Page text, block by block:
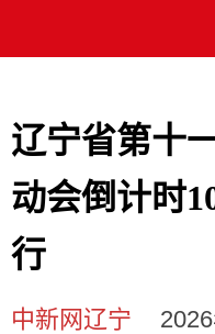
辽宁省第十
动会倒计时
行
中新网辽宁